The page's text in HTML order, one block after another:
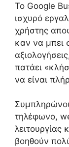
Το Google
ισχυρό
χρήστης
καν να μπει
πατάει
να είναι
τηλέφωνο,
λειτουργίας
βοηθούν